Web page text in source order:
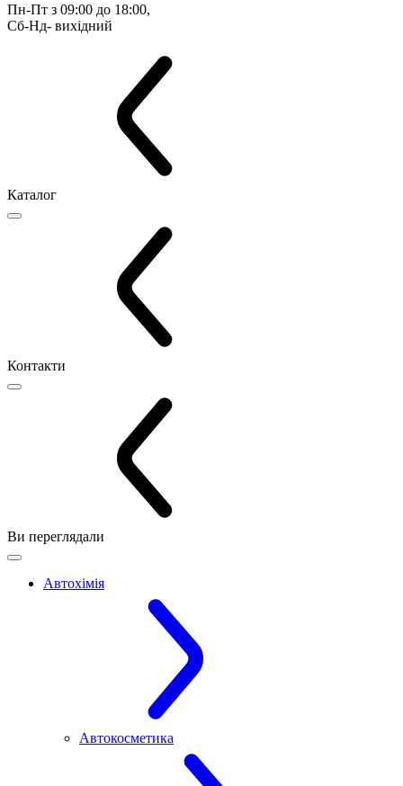
Пн-Пт з 09:00 до 18:00,
Сб-Нд- вихідний
Каталог
Контакти
Ви переглядали
Автохімія
Автокосметика